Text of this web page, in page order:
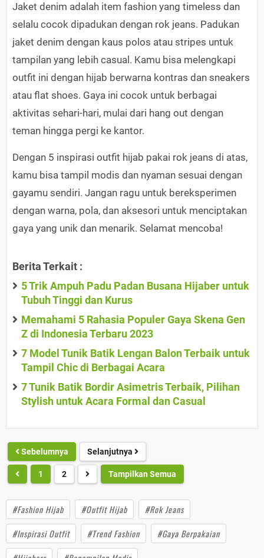
Jaket denim adalah item fashion yang timeless dan
selalu cocok dipadukan dengan rok jeans. Padukan
jaket denim dengan kaus polos atau stripes untuk
tampilan yang lebih casual. Kamu bisa melengkapi
outfit ini dengan hijab berwarna kontras dan sneakers
atau flat shoes. Gaya ini cocok untuk berbagai
aktivitas sehari-hari, mulai dari hang out dengan
teman hingga pergi ke kantor.
Dengan 5 inspirasi outfit hijab pakai rok jeans di atas,
kamu bisa tampil modis dan nyaman sesuai dengan
gayamu sendiri. Jangan ragu untuk bereksperimen
dengan warna, pola, dan aksesori untuk menciptakan
gaya yang unik dan menarik. Selamat mencoba!
Berita Terkait :
5 Trik Ampuh Padu Padan Busana Hijaber untuk
Tubuh Tinggi dan Kurus
Memahami 5 Rahasia Populer Gaya Skena Gen
Z di Indonesia Terbaru 2023
7 Model Tunik Batik Lengan Balon Terbaik untuk
Tampil Chic di Berbagai Acara
7 Tunik Batik Bordir Asimetris Terbaik, Pilihan
Stylish untuk Acara Formal dan Casual
Sebelumnya Selanjutnya
1 2 Tampilkan Semua
#Fashion Hijab #Outfit Hijab
#Rok Jeans
#Inspirasi Outfit
#Trend Fashion
#Gaya Berpakaian